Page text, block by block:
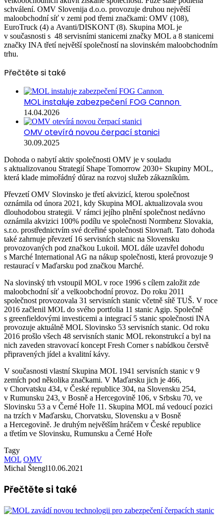
velkoobchodních aktivit získané společnosti. Fúze stále podléhá
schválení. OMV Slovenija d.o.o. provozuje druhou největší
maloobchodní síť v zemi pod třemi značkami: OMV (108),
EuroTruck (4) a Avanti/DISKONT (8). Skupina MOL je
v současnosti s 48 servisními stanicemi značky MOL a 8 stanicemi
značky INA třetí největší společností na slovinském maloobchodním
MOL instaluje zabezpečení FOG Cannon
14.04.2026
OMV otevírá novou čerpací stanici
Dohoda o nabytí aktiv společnosti OMV je v souladu
s aktualizovanou Strategií Shape Tomorrow 2030+ Skupiny MOL,
Převzetí OMV Slovinsko je třetí akvizicí, kterou společnost
oznámila od února 2021, kdy Skupina MOL aktualizovala svou
dlouhodobou strategii. V rámci jejího plnění společnost nedávno
oznámila akvizici 100% podílu ve společnosti Normbenz Slovakia,
s.r.o. prostřednictvím své dceřiné společnosti Slovnaft. Tato dohoda
také zahrnuje převzetí 16 servisních stanic na Slovensku
provozovaných pod značkou Lukoil. MOL dále uzavřel dohodu
s Marché International AG na nákup společnosti, která provozuje 9
Na slovinský trh vstoupil MOL v roce 1996 s cílem založit zde
maloobchodní síť a velkoobchodní provoz. Do roku 2011
společnost provozovala 31 servisních stanic včetně sítě TUŠ. V roce
2016 začlenil MOL do svého portfolia 11 stanic Agip. Společně
s greenfieldovými investicemi a integrací 5 stanic společnosti INA
provozuje aktuálně MOL Slovinsko 53 servisních stanic. Od roku
2016 prošlo všech 48 servisních stanic MOL rekonstrukcí a byl na
nich zaveden stravovací koncept Fresh Corner s nabídkou čerstvě
V současnosti vlastní Skupina MOL 1941 servisních stanic v 9
zemích pod několika značkami. V Maďarsku jich je 466,
v Chorvatsku 434, v České republice 304, na Slovensku 254,
v Rumunsku 243, v Bosně a Hercegovině 106, v Srbsku 70, ve
Slovinsku 53 a v Černé Hoře 11. Skupina MOL má vedoucí pozici
na trzích v Maďarsku, Chorvatsku, Slovensku a v Bosně
a Hercegovině. Je druhým největším hráčem v České republice
Tagy
MOL OMV